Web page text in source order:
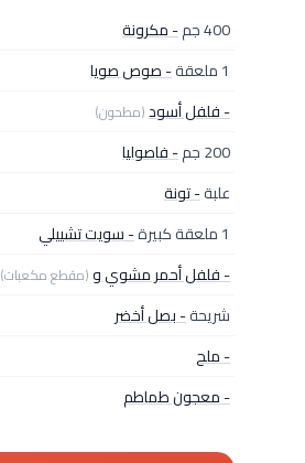
400 جم
- مكرونة
1 ملعقة
- صوص صويا
- فلفل أسود(مطحون)
200 جم
- فاصوليا
علبة- تونة
1 ملعقة كبيرة
- سويت تشييلي
- فلفل أحمر مشوي و(مقطع مكعبات)
شريحة- بصل أخضر
- ملح
- معجون طماطم